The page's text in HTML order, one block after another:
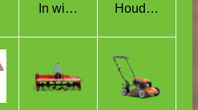
In winkelwagenHoud mij op